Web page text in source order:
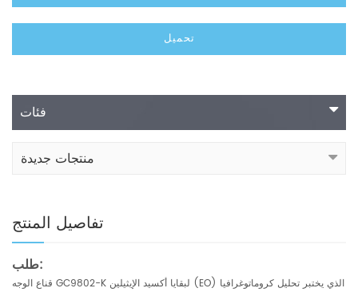
تحميل
فئات
منتجات جديدة
تفاصيل المنتج
طلب:
قناع الوجه GC9802-K لبقايا أكسيد الإيثيلين (EO) الذي يختبر تحليل كروماتوغرافيا